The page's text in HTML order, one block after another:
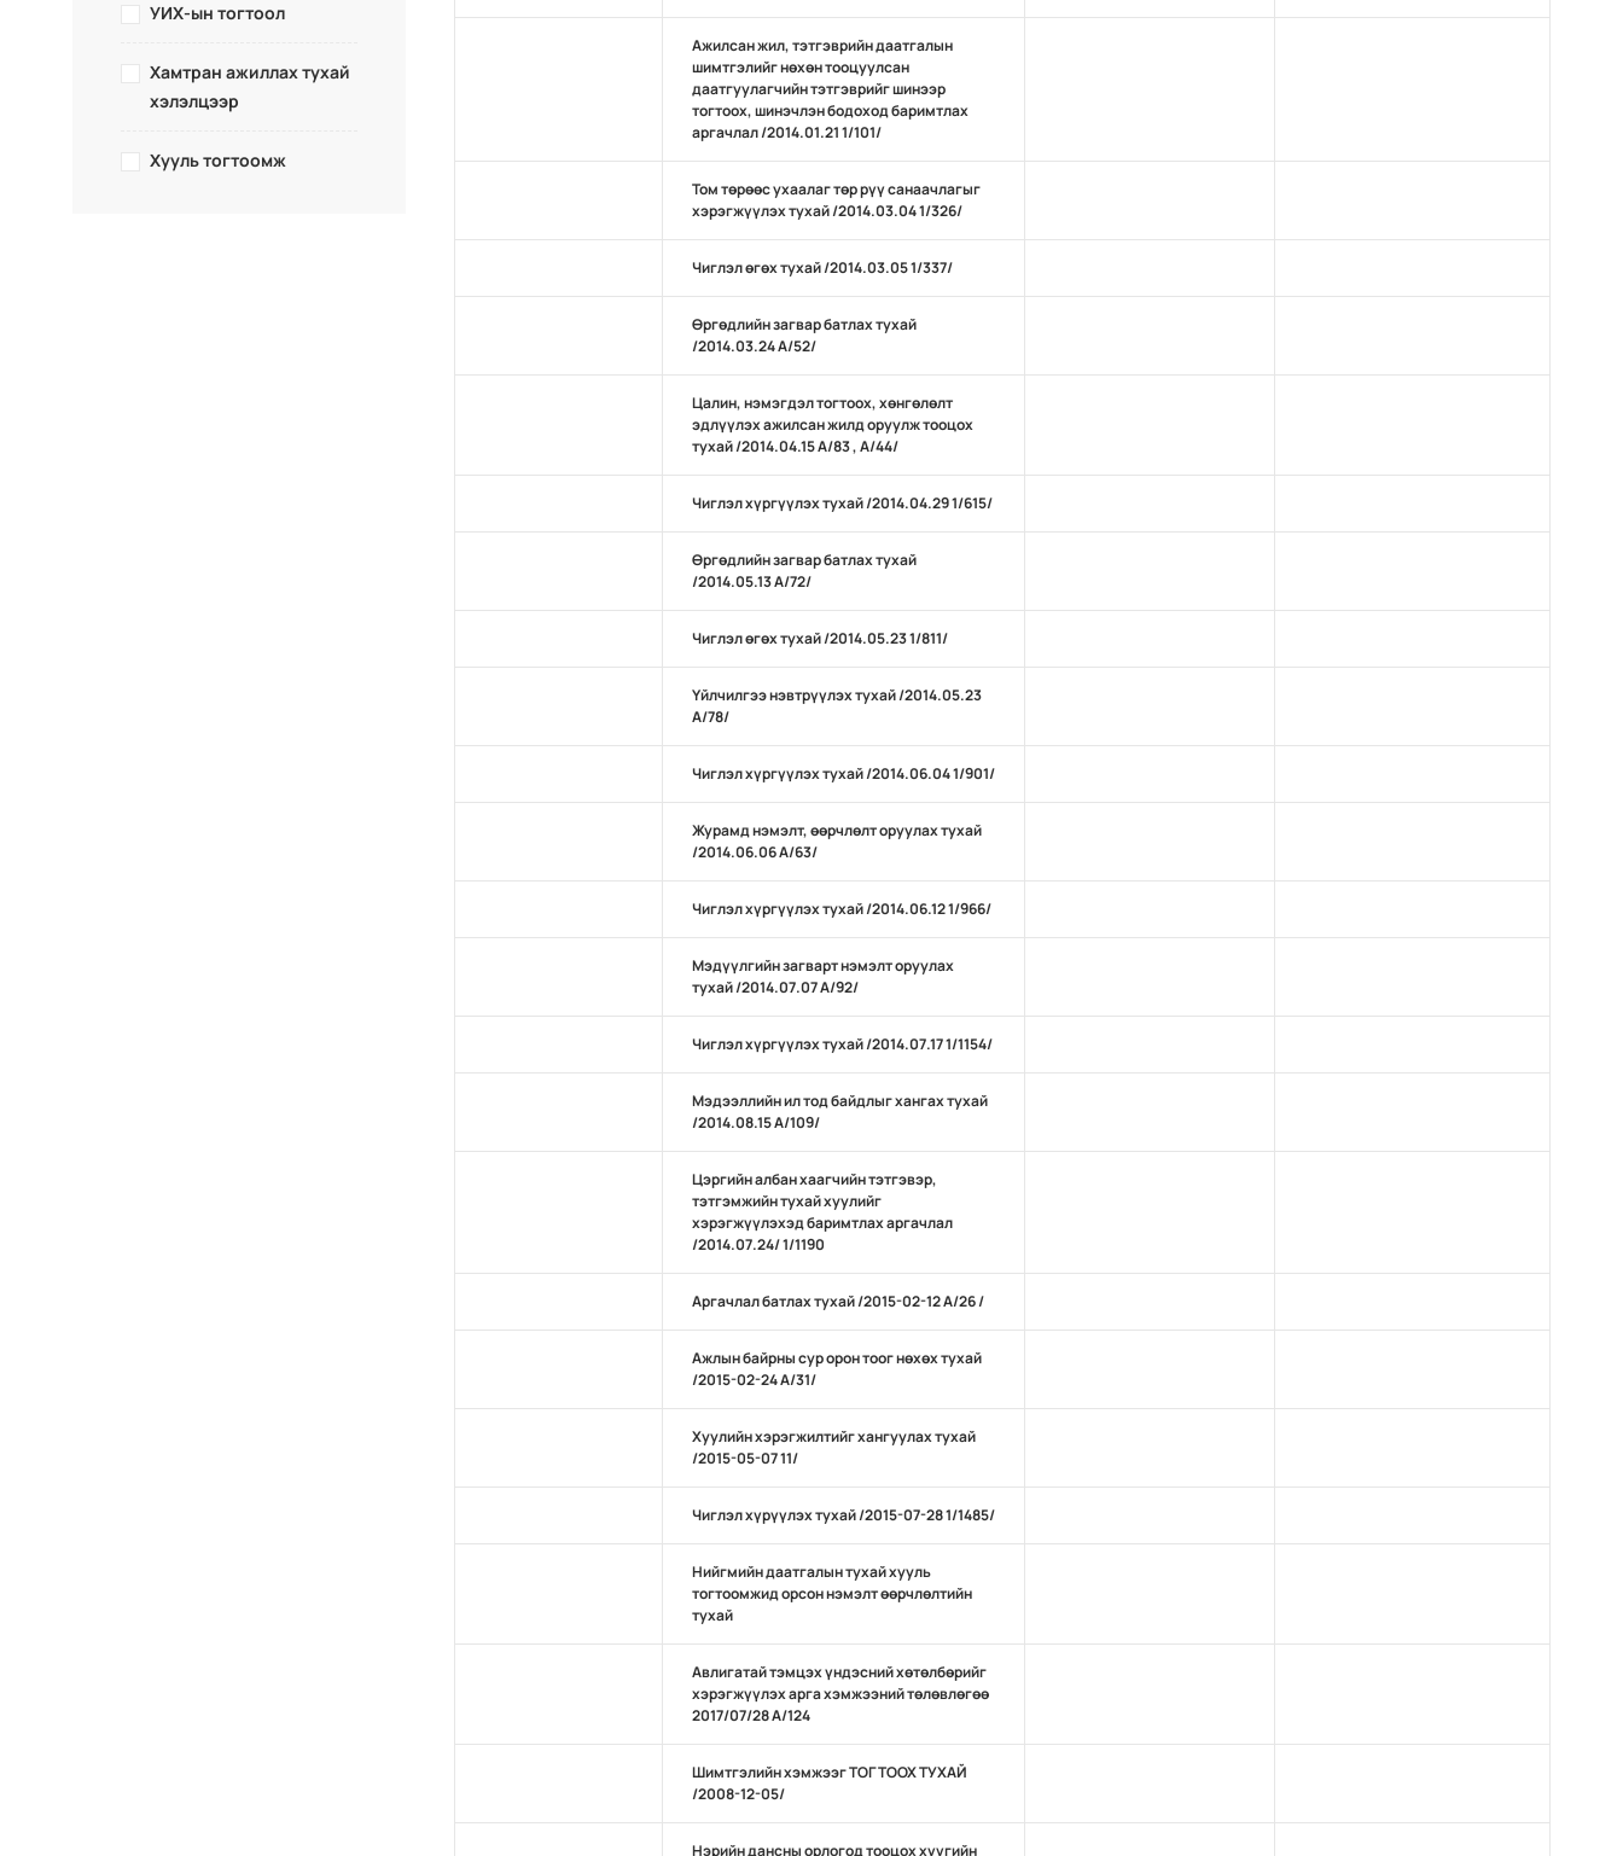
УИХ-ын тогтоол
Хамтран ажиллах тухай
хэлэлцээр
Хууль тогтоомж
Ажилсан жил, тэтгэврийн даатгалын
шимтгэлийг нөхөн тооцуулсан
даатгуулагчийн тэтгэврийг шинээр
тогтоох, шинэчлэн бодоход баримтлах
аргачлал /2014.01.21 1/101/
Том төрөөс ухаалаг төр рүү санаачлагыг
хэрэгжүүлэх тухай /2014.03.04 1/326/
Чиглэл өгөх тухай /2014.03.05 1/337/
Өргөдлийн загвар батлах тухай
/2014.03.24 А/52/
Цалин, нэмэгдэл тогтоох, хөнгөлөлт
эдлүүлэх ажилсан жилд оруулж тооцох
тухай /2014.04.15 А/83 , А/44/
Чиглэл хүргүүлэх тухай /2014.04.29 1/615/
Өргөдлийн загвар батлах тухай
/2014.05.13 А/72/
Чиглэл өгөх тухай /2014.05.23 1/811/
Үйлчилгээ нэвтрүүлэх тухай /2014.05.23
А/78/
Чиглэл хүргүүлэх тухай /2014.06.04 1/901/
Журамд нэмэлт, өөрчлөлт оруулах тухай
/2014.06.06 А/63/
Чиглэл хүргүүлэх тухай /2014.06.12 1/966/
Мэдүүлгийн загварт нэмэлт оруулах
тухай /2014.07.07 А/92/
Чиглэл хүргүүлэх тухай /2014.07.17 1/1154/
Мэдээллийн ил тод байдлыг хангах тухай
/2014.08.15 А/109/
Цэргийн албан хаагчийн тэтгэвэр,
тэтгэмжийн тухай хуулийг
хэрэгжүүлэхэд баримтлах аргачлал
/2014.07.24/ 1/1190
Аргачлал батлах тухай /2015-02-12 А/26 /
Ажлын байрны сур орон тоог нөхөх тухай
/2015-02-24 А/31/
Хуулийн хэрэгжилтийг хангуулах тухай
/2015-05-07 11/
Чиглэл хүрүүлэх тухай /2015-07-28 1/1485/
Нийгмийн даатгалын тухай хууль
тогтоомжид орсон нэмэлт өөрчлөлтийн
тухай
Авлигатай тэмцэх үндэсний хөтөлбөрийг
хэрэгжүүлэх арга хэмжээний төлөвлөгөө
2017/07/28 А/124
Шимтгэлийн хэмжээг ТОГТООХ ТУХАЙ
/2008-12-05/
Нэрийн дансны орлогод тооцох хүүгийн